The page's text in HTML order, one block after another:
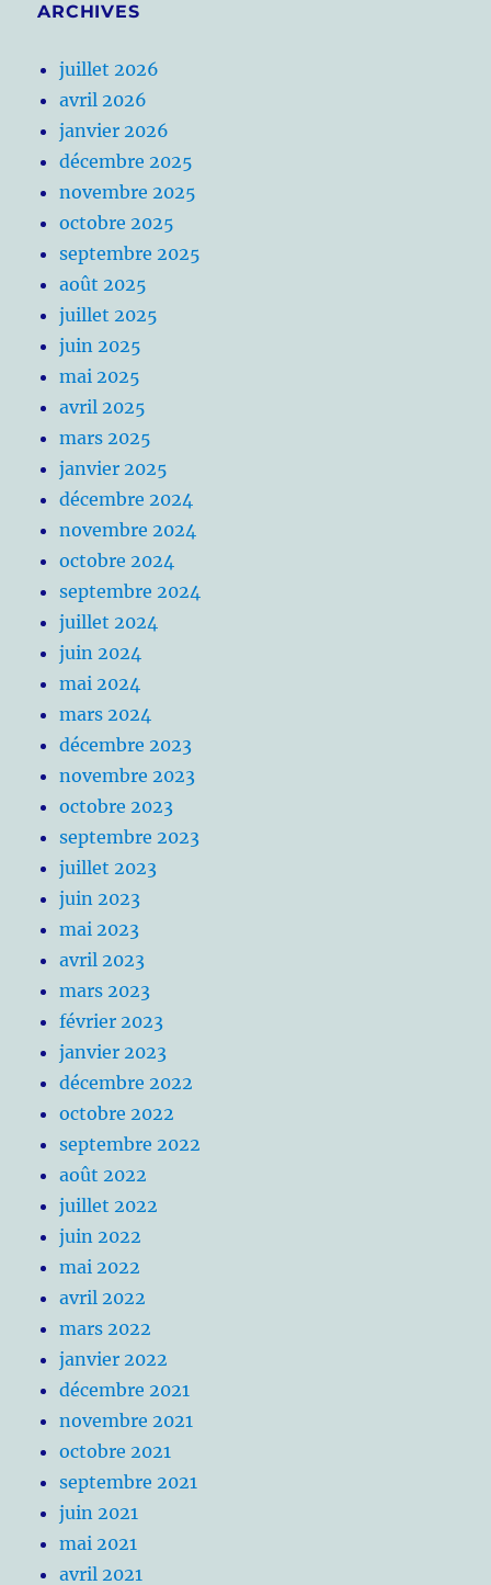
ARCHIVES
juillet 2026
avril 2026
janvier 2026
décembre 2025
novembre 2025
octobre 2025
septembre 2025
août 2025
juillet 2025
juin 2025
mai 2025
avril 2025
mars 2025
janvier 2025
décembre 2024
novembre 2024
octobre 2024
septembre 2024
juillet 2024
juin 2024
mai 2024
mars 2024
décembre 2023
novembre 2023
octobre 2023
septembre 2023
juillet 2023
juin 2023
mai 2023
avril 2023
mars 2023
février 2023
janvier 2023
décembre 2022
octobre 2022
septembre 2022
août 2022
juillet 2022
juin 2022
mai 2022
avril 2022
mars 2022
janvier 2022
décembre 2021
novembre 2021
octobre 2021
septembre 2021
juin 2021
mai 2021
avril 2021